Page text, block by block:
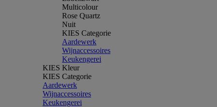
Multicolour
Rose Quartz
Nuit
KIES Categorie
Aardewerk
Wijnaccessoires
Keukengerei
KIES Kleur
KIES Categorie
Aardewerk
Wijnaccessoires
Keukengerei